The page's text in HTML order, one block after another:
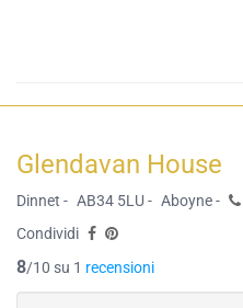
Glendavan House
Dinnet - AB34 5LU - Aboyne -
Condividi
8/10 su 1 recensioni